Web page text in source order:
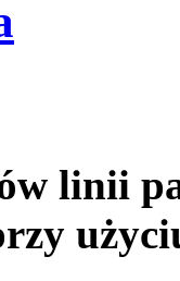
linii